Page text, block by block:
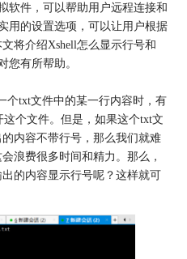
软件，可以帮助用户远程连接和
用的设置选项，可以让用户根据
将介绍Xshell怎么显示行号和
您有所帮助。
个txt文件中的某一行内容时，有
这个文件。但是，如果这个txt文
内容不带行号，那么我们就难
浪费很多时间和精力。那么，
的内容显示行号呢？这样就可